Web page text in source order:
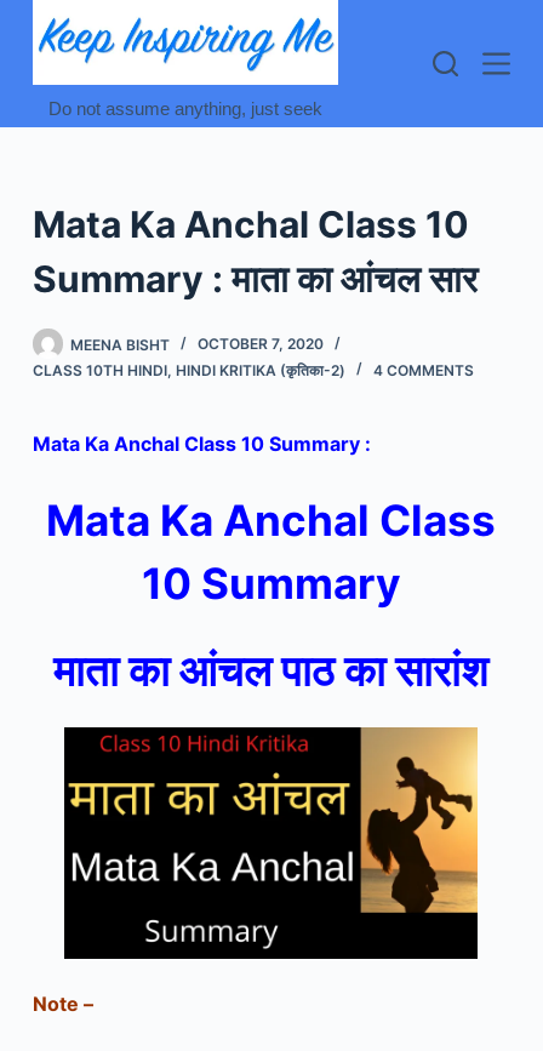
Do not assume anything, just seek
Mata Ka Anchal Class 10
Summary : माता का आंचल सार
MEENA BISHT
OCTOBER 7, 2020
CLASS 10TH HINDI, HINDI KRITIKA (कृतिका-2) 4 COMMENTS
Mata Ka Anchal Class 10 Summary :
Mata Ka Anchal Class
10 Summary
माता का आंचल पाठ कासारांश
Note –